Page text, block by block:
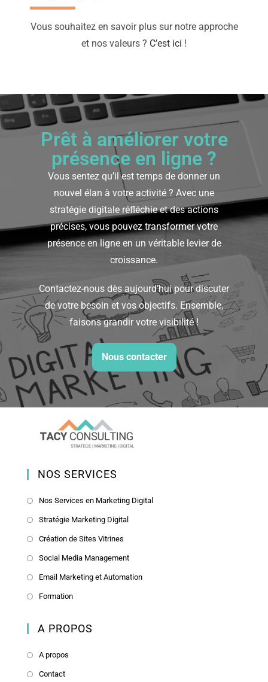
Vous souhaitez en savoir plus sur notre approche
et nos valeurs ? C’est ici !
Prêt à améliorer votre
présence en ligne ?
Vous sentez qu’il est temps de donner un
nouvel élan à votre activité ? Avec une
stratégie digitale réfléchie et des actions
précises, vous pouvez transformer votre
présence en ligne en un véritable levier de
croissance.
Contactez-nous dès aujourd’hui pour discuter
de votre besoin et vos objectifs. Ensemble,
faisons grandir votre visibilité !
Nous contacter
NOS SERVICES
Nos Services en Marketing Digital
Stratégie Marketing Digital
Création de Sites Vitrines
Social Media Management
Email Marketing et Automation
Formation
A PROPOS
A propos
Contact